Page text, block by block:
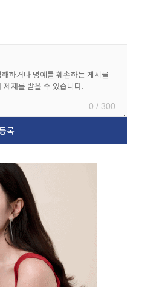
0 / 300